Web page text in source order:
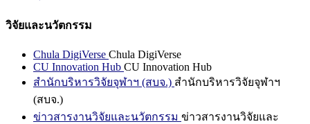
วิจัยและนวัตกรรม
Chula DigiVerse Chula DigiVerse
CU Innovation Hub CU Innovation Hub
สำนักบริหารวิจัยจุฬาฯ (สบจ.) สำนักบริหารวิจัยจุฬาฯ
(สบจ.)
ข่าวสารงานวิจัยและนวัตกรรม ข่าวสารงานวิจัยและ